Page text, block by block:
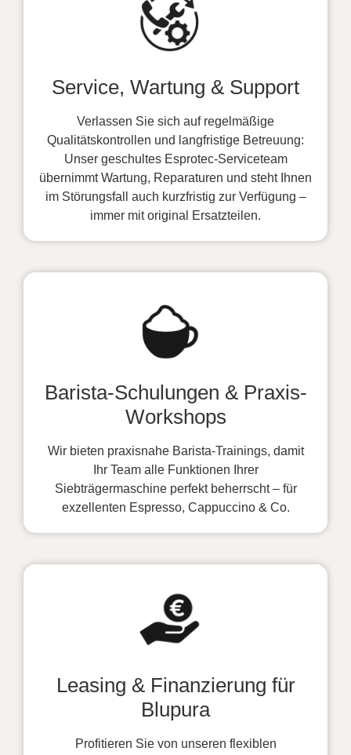
Service, Wartung & Support
Verlassen Sie sich auf regelmäßige
Qualitätskontrollen und langfristige Betreuung:
Unser geschultes Esprotec-Serviceteam
übernimmt Wartung, Reparaturen und steht Ihnen
im Störungsfall auch kurzfristig zur Verfügung –
immer mit original Ersatzteilen.
Barista-Schulungen & Praxis-
Workshops
Wir bieten praxisnahe Barista-Trainings, damit
Ihr Team alle Funktionen Ihrer
Siebträgermaschine perfekt beherrscht – für
exzellenten Espresso, Cappuccino & Co.
Leasing & Finanzierung für
Blupura
Profitieren Sie von unseren flexiblen